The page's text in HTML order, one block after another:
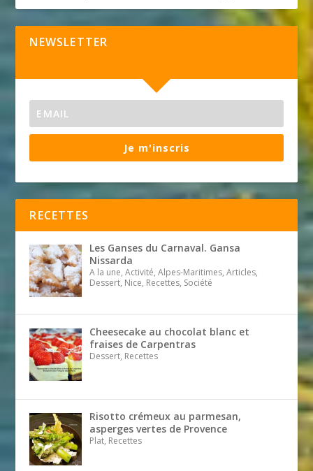
NEWSLETTER
Je m'inscris
RECETTES
Les Ganses du Carnaval. Gansa
Nissarda
A la une, Activité, Alpes-Maritimes, Articles,
Dessert, Nice, Recettes, Société
Cheesecake au chocolat blanc et
fraises de Carpentras
Dessert, Recettes
Risotto crémeux au parmesan,
asperges vertes de Provence
Plat, Recettes